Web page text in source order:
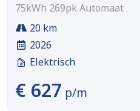
75kWh 269pk Automaat
20 km
2026
Elektrisch
€ 627 p/m